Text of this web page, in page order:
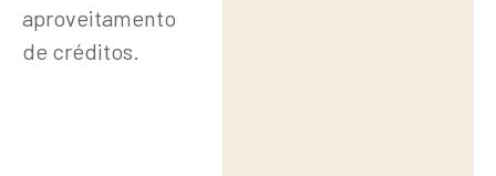
Produtores
Integrados
aproveitamento
de créditos.